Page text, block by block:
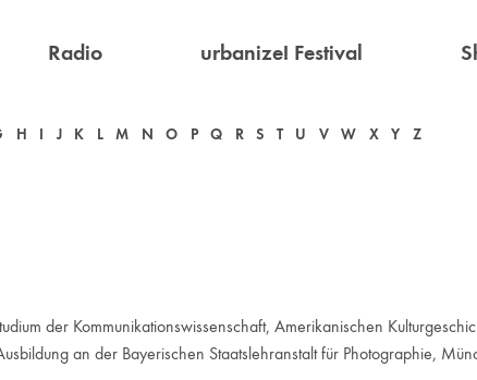
Radio urbanize! Festival
H I J K L M N O P Q R S T U V W X Y Z
der Kommunikationswissenschaft, Amerikanischen
an der Bayerischen Staatslehranstalt für Photographie,